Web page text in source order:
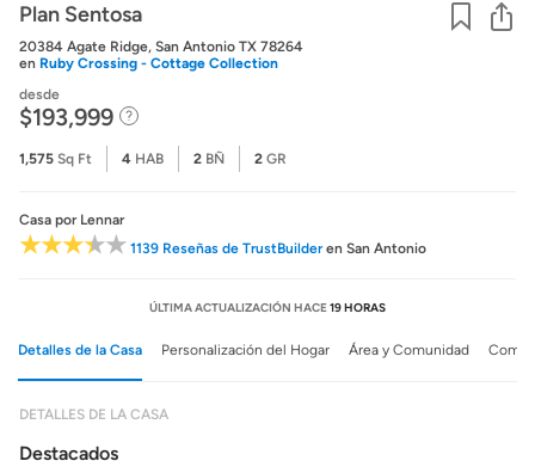
Plan Sentosa
20384 Agate Ridge, San Antonio TX 78264
en Ruby Crossing - Cottage Collection
desde
$193,999
1,575 Sq Ft 4 HAB 2 BÑ 2 GR
Casa por Lennar
1139 Reseñas de TrustBuilderen San Antonio
ÚLTIMA ACTUALIZACIÓN HACE19 HORAS
Detalles de la Casa Personalización del Hogar Área y Comunidad
DETALLES DE LA CASA
Destacados